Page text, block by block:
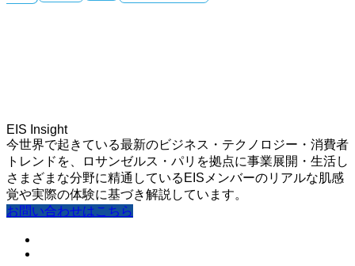
EIS Insight
今世界で起きている最新のビジネス・テクノロジー・消費者
トレンドを、ロサンゼルス・パリを拠点に事業展開・生活し
さまざまな分野に精通しているEISメンバーのリアルな肌感
覚や実際の体験に基づき解説しています。
お問い合わせはこちら